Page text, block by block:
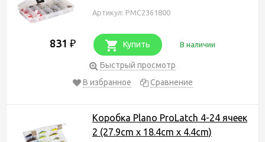
Артикул: PMC2361800
831 ₽ Купить В наличии
Быстрый просмотр
В избранное
Сравнение
Коробка Plano ProLatch 4-24 ячеек
2 (27.9cm x 18.4cm x 4.4cm)